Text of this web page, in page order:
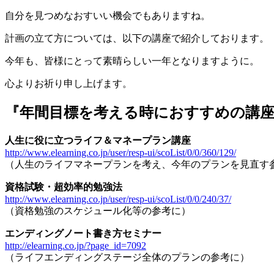
自分を見つめなおすいい機会でもありますね。
計画の立て方については、以下の講座で紹介しております。
今年も、皆様にとって素晴らしい一年となりますように。
心よりお祈り申し上げます。
『年間目標を考える時におすすめの講座
人生に役に立つライフ＆マネープラン講座
http://www.elearning.co.jp/user/resp-ui/scoList/0/0/360/129/
（人生のライフマネープランを考え、今年のプランを見直す
資格試験・超効率的勉強法
http://www.elearning.co.jp/user/resp-ui/scoList/0/0/240/37/
（資格勉強のスケジュール化等の参考に）
エンディングノート書き方セミナー
http://elearning.co.jp/?page_id=7092
（ライフエンディングステージ全体のプランの参考に）